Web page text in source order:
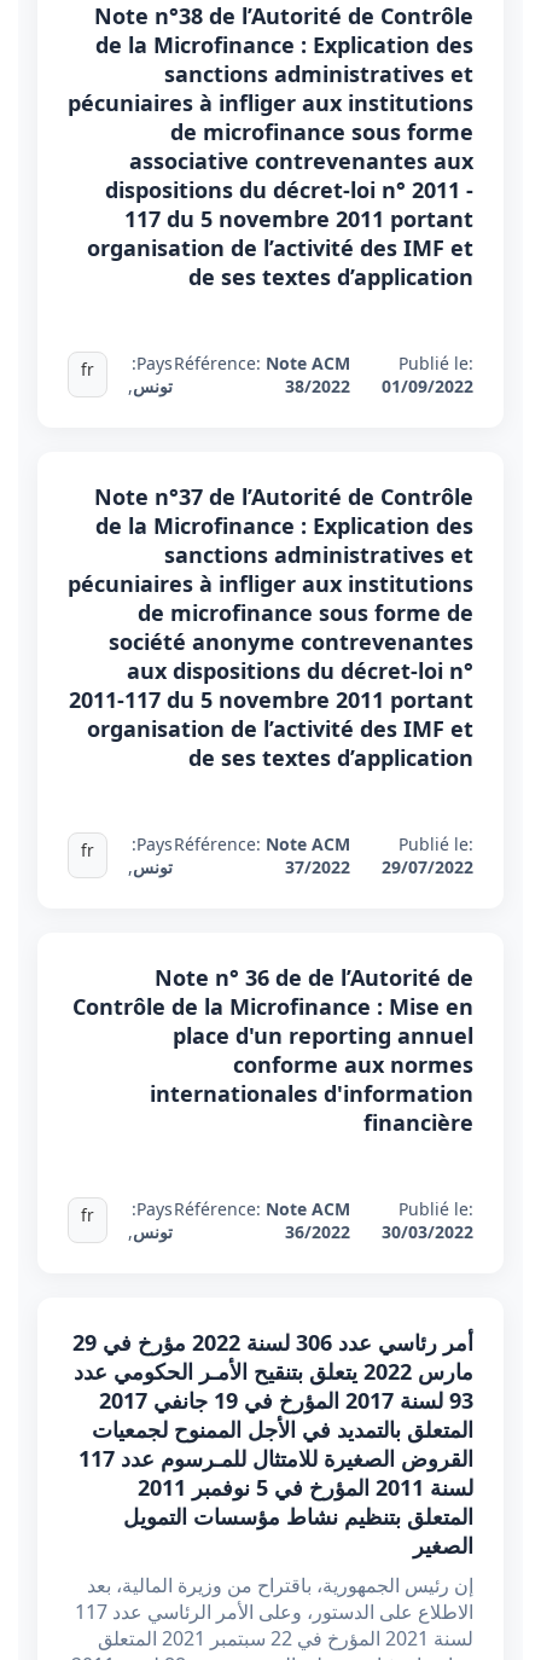
Note n°38 de l’Autorité de Contrôle
de la Microfinance : Explication des
sanctions administratives et
pécuniaires à infliger aux institutions
de microfinance sous forme
associative contrevenantes aux
dispositions du décret-loi n° 2011 -
117 du 5 novembre 2011 portant
organisation de l’activité des IMF et
de ses textes d’application
Publié le:
01/09/2022
Référence: Note ACM
38/2022
Pays:
تونس,
fr
Note n°37 de l’Autorité de Contrôle
de la Microfinance : Explication des
sanctions administratives et
pécuniaires à infliger aux institutions
de microfinance sous forme de
société anonyme contrevenantes
aux dispositions du décret-loi n°
2011-117 du 5 novembre 2011 portant
organisation de l’activité des IMF et
de ses textes d’application
Publié le:
29/07/2022
Référence: Note ACM
37/2022
Pays:
تونس,
fr
Note n° 36 de de l’Autorité de
Contrôle de la Microfinance : Mise en
place d'un reporting annuel
conforme aux normes
internationales d'information
financière
Publié le:
30/03/2022
Référence: Note ACM
36/2022
Pays:
تونس,
fr
أمر رئاسي عدد 306 لسنة 2022 مؤرخ في 29
مارس 2022 يتعلق بتنقيح الأمـر الحكومي عدد
93 لسنة 2017 المؤرخ في 19 جانفي 2017
المتعلق بالتمديد في الأجل الممنوح لجمعيات
القروض الصغيرة للامتثال للمـرسوم عدد 117
لسنة 2011 المؤرخ في 5 نوفمبر 2011
المتعلق بتنظيم نشاط مؤسسات التمويل
الصغير
إن رئيس الجمهورية، باقتراح من وزيرة المالية، بعد
الاطلاع على الدستور، وعلى الأمر الرئاسي عدد 117
لسنة 2021 المؤرخ في 22 سبتمبر 2021 المتعلق